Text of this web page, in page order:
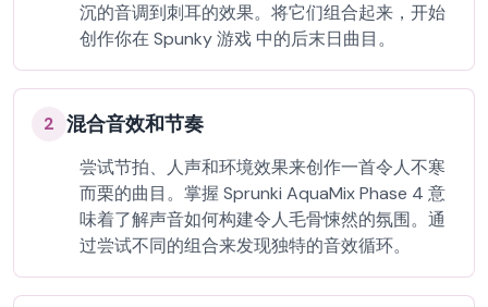
沉的音调到刺耳的效果。将它们组合起来，开始
创作你在 Spunky 游戏 中的后末日曲目。
2 混合音效和节奏
尝试节拍、人声和环境效果来创作一首令人不寒
而栗的曲目。掌握 Sprunki AquaMix Phase 4 意
味着了解声音如何构建令人毛骨悚然的氛围。通
过尝试不同的组合来发现独特的音效循环。